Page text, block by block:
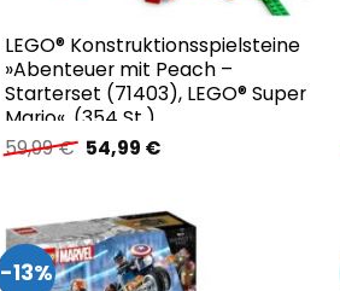
LEGO® Konstruktionsspielsteine
»Abenteuer mit Peach –
Starterset (71403), LEGO® Super
Mario«, (354 St.)
59,99€ Ursprünglicher
Preis
54,99 €Aktueller
-13%